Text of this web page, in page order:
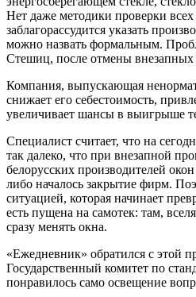
Нет даже методики проверки всех
заблагорассудится указать
можно назвать формальным.
Стешиц, после отмены внезапных
Компания, выпускающая
снижает его себестоимость,
увеличивает шансы в выигрыше
Специалист считает, что на
так далеко, что при внезапной
белорусских производителей
либо началось закрытие фирм.
ситуацией, которая начинает
есть пущена на самотек: там,
сразу менять окна.
«Ежедневник» обратился с этой
Государственный комитет по
понравилось само освещение